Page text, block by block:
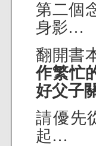
第二個
身影…
翻開書
作繁忙
好父子
請優先
起…